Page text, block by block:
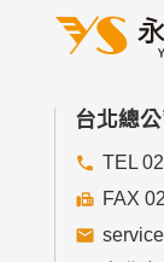
台北總公
TEL
FAX